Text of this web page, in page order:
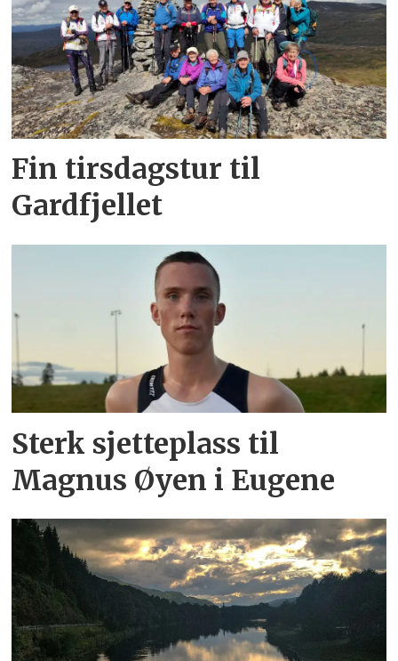
Fin tirsdagstur til
Gardfjellet
Sterk sjetteplass til
Magnus Øyen i Eugene